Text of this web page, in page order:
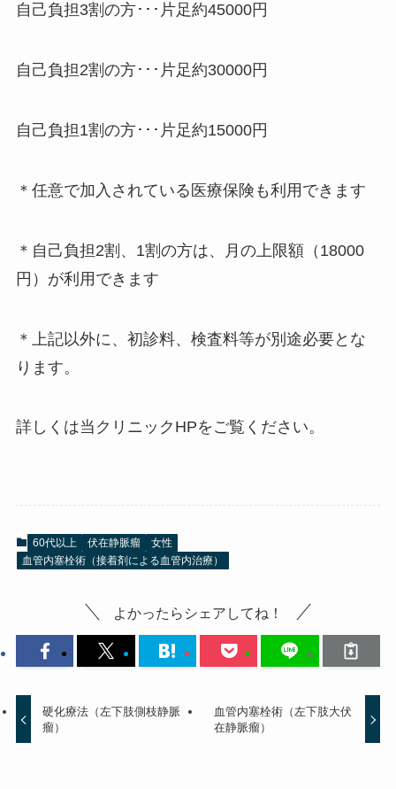
自己負担3割の方･･･片足約45000円
自己負担2割の方･･･片足約30000円
自己負担1割の方･･･片足約15000円
＊任意で加入されている医療保険も利用できます
＊自己負担2割、1割の方は、月の上限額（18000
円）が利用できます
＊上記以外に、初診料、検査料等が別途必要とな
ります。
詳しくは当クリニックHPをご覧ください。
60代以上 伏在静脈瘤
女性
血管内塞栓術（接着剤による血管内治療）
よかったらシェアしてね！
硬化療法（左下肢側枝静脈
瘤）
血管内塞栓術（左下肢大伏
在静脈瘤）